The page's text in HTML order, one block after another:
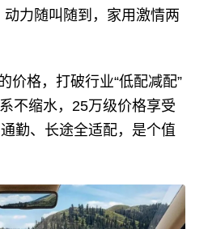
力随叫随到，家用激情两
价格，打破行业“低配减配”
不缩水，25万级价格享受
勤、长途全适配，是个值